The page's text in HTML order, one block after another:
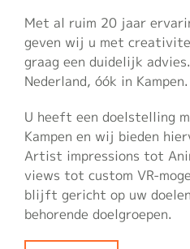
Met al ruim 20 jaar
geven wij u met
graag een duidelijk
Nederland, óók in Kampen.
U heeft een doelstelling
Kampen en wij bieden
Artist impressions tot
views tot custom VR-
blijft gericht op uw
behorende doelgroepen.